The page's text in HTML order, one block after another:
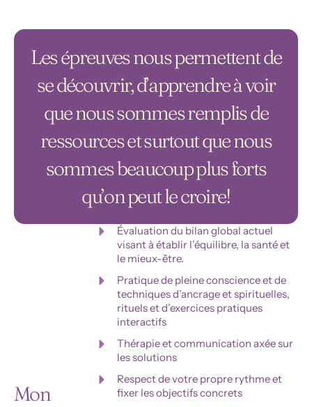
Les épreuves nous permettent de
se découvrir, d’apprendre à voir
que nous sommes remplis de
ressources et surtout que nous
sommes beaucoup plus forts
qu’on peut le croire!
Mon
Évaluation du bilan global actuel
visant à établir l’équilibre, la santé et
le mieux-être.
Pratique de pleine conscience et de
techniques d’ancrage et spirituelles,
rituels et d’exercices pratiques
interactifs
Thérapie et communication axée sur
les solutions
Respect de votre propre rythme et
fixer les objectifs concrets